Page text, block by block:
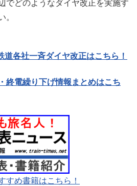
でどのようなダイヤ改正を実施す
。
道各社一斉ダイヤ改正はこちら！
終電繰り下げ情報まとめはこち
すめ書籍はこちら！